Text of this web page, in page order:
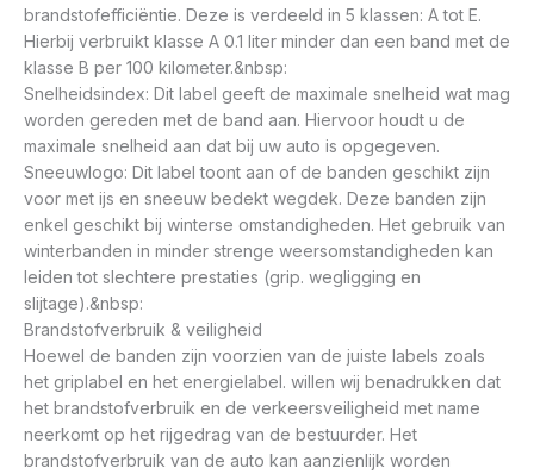
brandstofefficiëntie. Deze is verdeeld in 5 klassen: A tot E.
Hierbij verbruikt klasse A 0.1 liter minder dan een band met de
klasse B per 100 kilometer.&nbsp:
Snelheidsindex: Dit label geeft de maximale snelheid wat mag
worden gereden met de band aan. Hiervoor houdt u de
maximale snelheid aan dat bij uw auto is opgegeven.
Sneeuwlogo: Dit label toont aan of de banden geschikt zijn
voor met ijs en sneeuw bedekt wegdek. Deze banden zijn
enkel geschikt bij winterse omstandigheden. Het gebruik van
winterbanden in minder strenge weersomstandigheden kan
leiden tot slechtere prestaties (grip. wegligging en
slijtage).&nbsp:
Brandstofverbruik & veiligheid
Hoewel de banden zijn voorzien van de juiste labels zoals
het griplabel en het energielabel. willen wij benadrukken dat
het brandstofverbruik en de verkeersveiligheid met name
neerkomt op het rijgedrag van de bestuurder. Het
brandstofverbruik van de auto kan aanzienlijk worden